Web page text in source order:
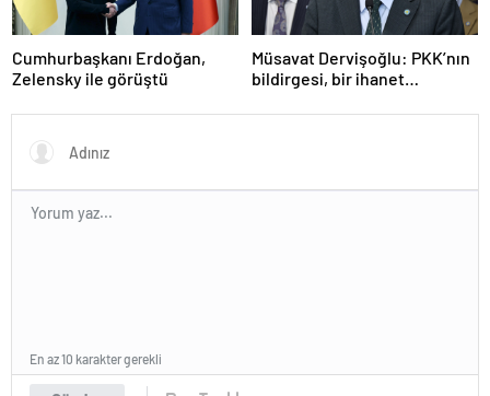
Cumhurbaşkanı Erdoğan,
Zelensky ile görüştü
Müsavat Dervişoğlu: PKK’nın
bildirgesi, bir ihanet
En az 10 karakter gerekli